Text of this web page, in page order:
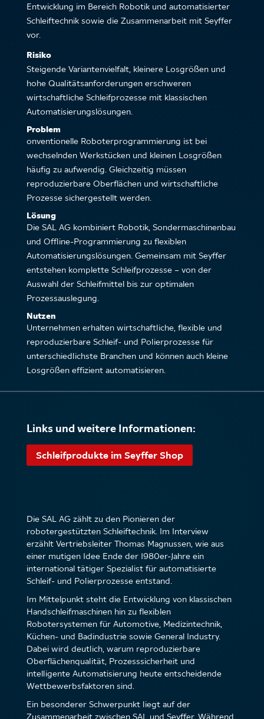
Entwicklung im Bereich Robotik und automatisierter
Schleiftechnik sowie die Zusammenarbeit mit Seyffer
vor.
Risiko
Steigende Variantenvielfalt, kleinere Losgrößen und
hohe Qualitätsanforderungen erschweren
wirtschaftliche Schleifprozesse mit klassischen
Automatisierungslösungen.
Problem
onventionelle Roboterprogrammierung ist bei
wechselnden Werkstücken und kleinen Losgrößen
häufig zu aufwendig. Gleichzeitig müssen
reproduzierbare Oberflächen und wirtschaftliche
Prozesse sichergestellt werden.
Lösung
Die SAL AG kombiniert Robotik, Sondermaschinenbau
und Offline-Programmierung zu flexiblen
Automatisierungslösungen. Gemeinsam mit Seyffer
entstehen komplette Schleifprozesse – von der
Auswahl der Schleifmittel bis zur optimalen
Prozessauslegung.
Nutzen
Unternehmen erhalten wirtschaftliche, flexible und
reproduzierbare Schleif- und Polierprozesse für
unterschiedlichste Branchen und können auch kleine
Losgrößen effizient automatisieren.
Links und weitere Informationen:
Schleifprodukte im Seyffer Shop
Die SAL AG zählt zu den Pionieren der
robotergestützten Schleiftechnik. Im Interview
erzählt Vertriebsleiter Thomas Magnussen, wie aus
einer mutigen Idee Ende der 1980er-Jahre ein
international tätiger Spezialist für automatisierte
Schleif- und Polierprozesse entstand.
Im Mittelpunkt steht die Entwicklung von klassischen
Handschleifmaschinen hin zu flexiblen
Robotersystemen für Automotive, Medizintechnik,
Küchen- und Badindustrie sowie General Industry.
Dabei wird deutlich, warum reproduzierbare
Oberflächenqualität, Prozesssicherheit und
intelligente Automatisierung heute entscheidende
Wettbewerbsfaktoren sind.
Ein besonderer Schwerpunkt liegt auf der